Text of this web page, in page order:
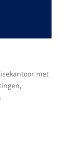
met